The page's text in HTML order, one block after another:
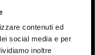
contenuti ed
social media e per
inoltre